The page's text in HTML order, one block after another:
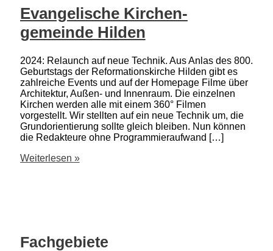
Evangelische Kirchen­
gemeinde Hilden
2024: Relaunch auf neue Technik. Aus Anlas des 800.
Geburtstags der Reformationskirche Hilden gibt es
zahlreiche Events und auf der Homepage Filme über
Architektur, Außen- und Innenraum. Die einzelnen
Kirchen werden alle mit einem 360° Filmen
vorgestellt. Wir stellten auf ein neue Technik um, die
Grundorientierung sollte gleich bleiben. Nun können
die Redakteure ohne Programmieraufwand […]
Evangelische
Weiterlesen »
Fachgebiete